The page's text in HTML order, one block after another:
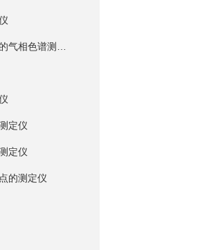
定仪
定仪
的测定仪